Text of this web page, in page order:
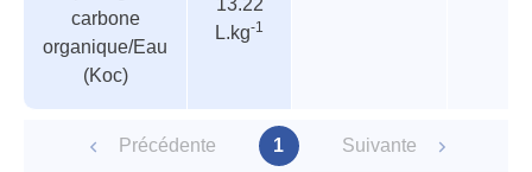
carbone
organique/Eau
(Koc)
13.22
L.kg-1
Précédente 1 Suivante